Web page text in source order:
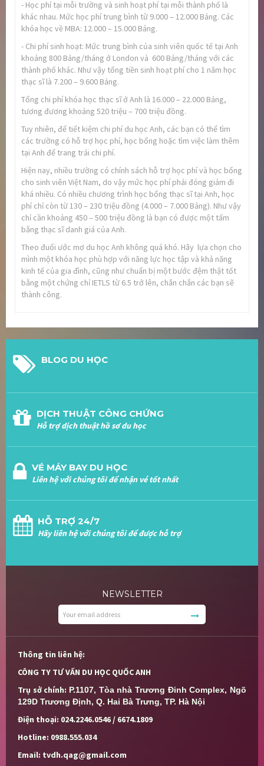
- Học phí tại mỗi trường và sinh hoạt phí tại mỗi thành phố là
khác nhau. Mức học phí trung bình từ 9.000 – 12.000 Bảng. Các
khóa học về MBA: 12.000 – 15.000 Bảng.
- Chi phí sinh hoạt: Mức trung bình của sinh viên quốc tế tại Anh
khoảng 800 Bảng/tháng ở London và 600 Bảng/tháng với các
thành phố khác. Như vậy tổng tiền sinh hoạt phí cho 1 năm học
thạc sĩ là 7.200 – 9.600 Bảng.
Tổng chi phí khóa học thạc sĩ ở Anh là 16.000 – 22.000 Bảng,
tương đương khoảng 520 triệu – 700 triệu đồng.
Tuy nhiên, để tiết kiệm chi phí du học Anh, các bạn có thể tìm
các trường có hỗ trợ học phí, học bổng hoặc tìm việc làm thêm
tại Anh để trang trải chi phí.
Hiện nay, nhiều trường có chính sách hỗ trợ học phí và học bổng
cho sinh viên Việt Nam, do vậy mức học phí phải đóng giảm đi
khá nhiều. Có nhiều chương trình học bổng thạc sĩ tại Anh, học
phí chỉ còn từ 130 – 230 triệu đồng (4.000 – 7.000 Bảng). Như vậy
chỉ cần khoảng 450 – 500 triệu đồng là bạn có được một tấm
bằng thạc sĩ danh giá của Anh.
Theo đuổi ước mơ du học Anh không quá khó. Hãy lựa chọn cho
mình một khóa học phù hợp với năng lực học tập và khả năng
kinh tế của gia đình, cũng như chuẩn bị một bước đệm thật tốt
bằng một chứng chỉ IETLS từ 6.5 trở lên, chắn chắn các bạn sẽ
thành công.
BLOG DU HỌC
DỊCH THUẬT CÔNG CHỨNG
Hỗ trợ dịch thuật hồ sơ du học
VÉ MÁY BAY DU HỌC
Liên hệ với chúng tôi để nhận vé tốt nhất
HỖ TRỢ 24/7
Hãy liên hệ với chúng tôi để được hỗ trợ
NEWSLETTER
Thông tin liên hệ:
CÔNG TY TƯ VẤN DU HỌC QUỐC ANH
Trụ sở chính: P.1107, Tòa nhà Trương Đinh Complex, Ngõ
129D Trương Định, Q. Hai Bà Trưng, TP. Hà Nội
Điện thoại: 024.2246.0546 / 6674.1809
Hotline: 0988.555.034
Email: tvdh.qag@gmail.com